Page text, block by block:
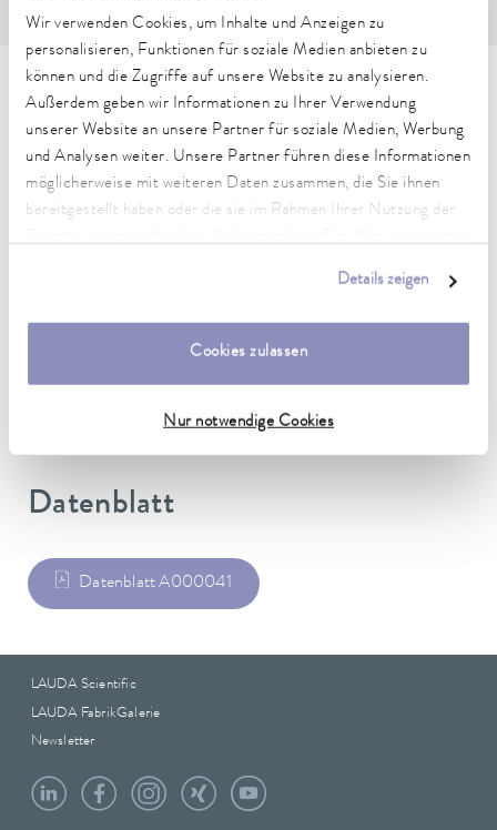
Wir verwenden Cookies, um Inhalte und Anzeigen zu
personalisieren, Funktionen für soziale Medien anbieten zu
können und die Zugriffe auf unsere Website zu analysieren.
Außerdem geben wir Informationen zu Ihrer Verwendung
unserer Website an unsere Partner für soziale Medien, Werbung
und Analysen weiter. Unsere Partner führen diese Informationen
möglicherweise mit weiteren Daten zusammen, die Sie ihnen
bereitgestellt haben oder die sie im Rahmen Ihrer Nutzung der
Details zeigen
Cookies zulassen
Nur notwendige Cookies
Technische Merkmale (nach
DIN 12876)
Abmessungen (BxTxH)
Datenblatt
Datenblatt A000041
LAUDA Scientific
LAUDA FabrikGalerie
Newsletter